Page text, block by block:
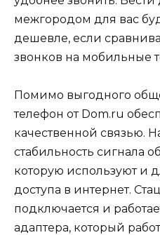
межгородом для вас
дешевле, если
звонков на мобильные
Помимо выгодного
телефон от Dom.ru
качественной связью.
стабильность сигнала
которую используют и
доступа в интернет.
подключается и
адаптера, который